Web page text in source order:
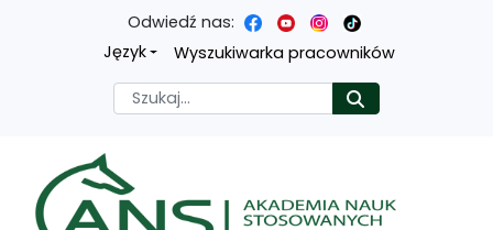
Przejdź
treści
głównej
Przejdź
menu
nawigacyjnego
Przejdź
wyszukiwarki
Przejdź
mapy
strony
Odwiedź nas:
Język
Wyszukiwarka pracowników
Szukaj
Akademia nauk